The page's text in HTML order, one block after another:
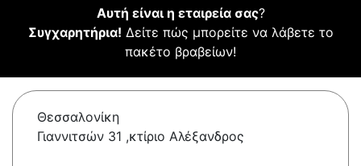
Αυτή είναι η εταιρεία σας?
Συγχαρητήρια! Δείτε πώς μπορείτε να λάβετε το
πακέτο βραβείων!
Θεσσαλονίκη
Γιαννιτσών 31 ,κτίριο Αλέξανδρος